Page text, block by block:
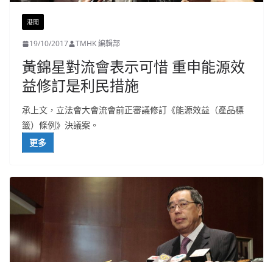
港聞
19/10/2017 TMHK 編輯部
黃錦星對流會表示可惜 重申能源效
益修訂是利民措施
承上文，立法會大會流會前正審議修訂《能源效益（產品標
籤）條例》決議案。
更多